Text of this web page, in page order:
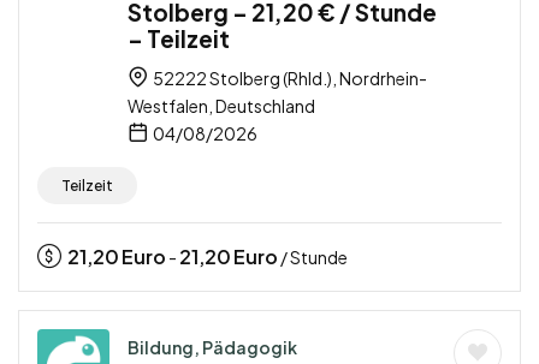
Stolberg – 21,20 € / Stunde
– Teilzeit
52222 Stolberg (Rhld.), Nordrhein-
Westfalen, Deutschland
04/08/2026
Teilzeit
21,20Euro - 21,20Euro / Stunde
Bildung, Pädagogik